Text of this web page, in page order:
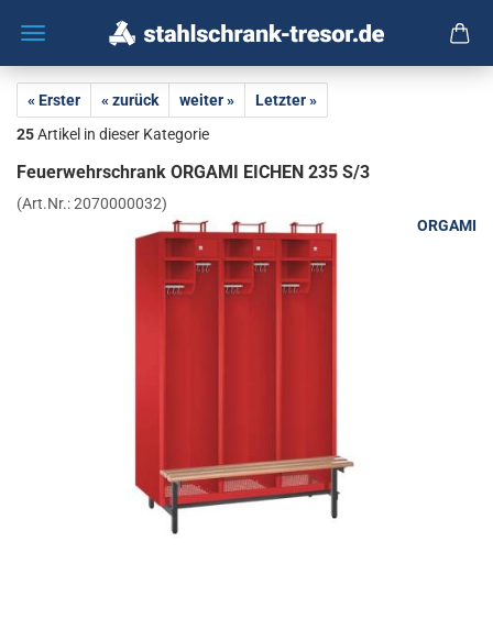
« Erster « zurück weiter »
Letzter »
25Artikel in dieser Kategorie
Feu­er­wehr­schrank OR­GA­MI EI­CHEN 235 S/3
(Art.Nr.:2070000032)
ORGAMI